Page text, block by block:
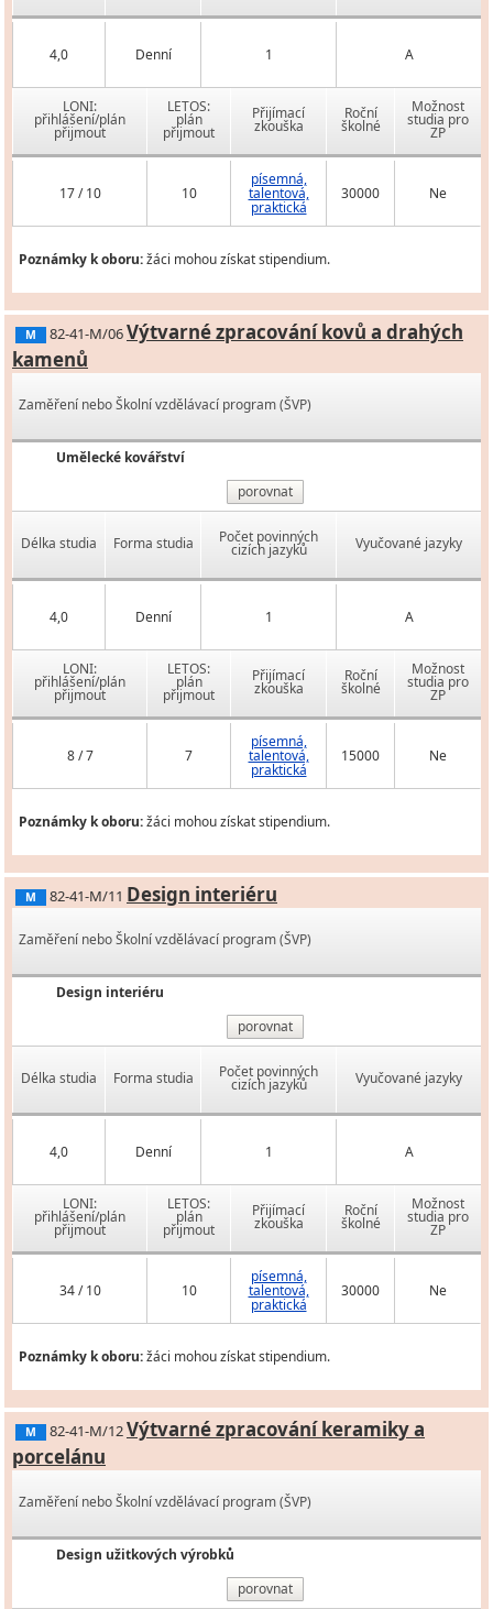
4,0 Denní 1 A
LONI:
přihlášení/plán
přijmout
LETOS:
plán
přijmout
Přijímací
zkouška
Roční
školné
Možnost
studia pro
ZP
17 / 10 10
písemná,
talentová,
praktická
30000 Ne
Poznámky k oboru:žáci mohou získat stipendium.
M 82-41-M/06Výtvarné zpracování kovů a drahých
kamenů
Zaměření nebo Školní vzdělávací program (ŠVP)
Umělecké kovářství
porovnat
Délka studia Forma studia Počet povinných
cizích jazyků Vyučované jazyky
4,0 Denní 1 A
LONI:
přihlášení/plán
přijmout
LETOS:
plán
přijmout
Přijímací
zkouška
Roční
školné
Možnost
studia pro
ZP
8 / 7 7
písemná,
talentová,
praktická
15000 Ne
Poznámky k oboru:žáci mohou získat stipendium.
M 82-41-M/11 Design interiéru
Zaměření nebo Školní vzdělávací program (ŠVP)
Design interiéru
porovnat
Délka studia Forma studia Počet povinných
cizích jazyků Vyučované jazyky
4,0 Denní 1 A
LONI:
přihlášení/plán
přijmout
LETOS:
plán
přijmout
Přijímací
zkouška
Roční
školné
Možnost
studia pro
ZP
34 / 10 10
písemná,
talentová,
praktická
30000 Ne
Poznámky k oboru:žáci mohou získat stipendium.
M 82-41-M/12Výtvarné zpracování keramiky a
porcelánu
Zaměření nebo Školní vzdělávací program (ŠVP)
Design užitkových výrobků
porovnat